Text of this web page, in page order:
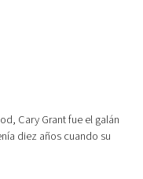
Cary Grant fue el galán
diez años cuando su